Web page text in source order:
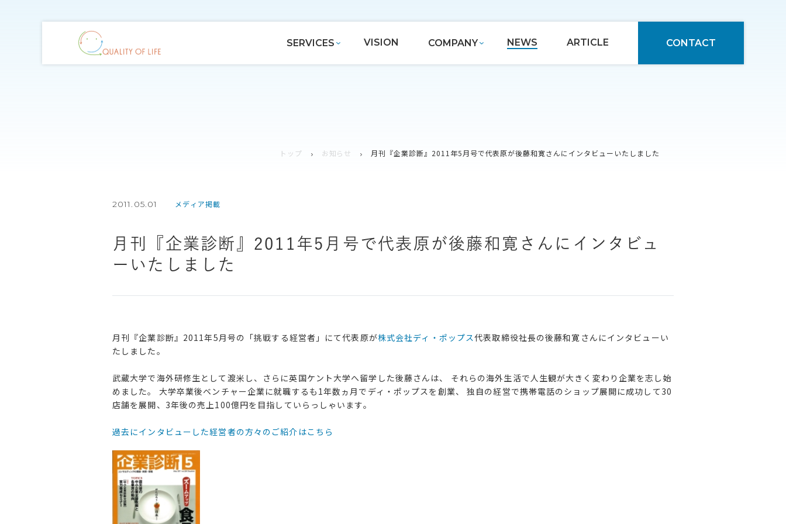
SERVICES VISION COMPANY NEWS ARTICLE CONTACT
トップ お知らせ 月刊『企業診断』2011年5月号で代表原が後藤和寛さんにインタビューいたしました
2011.05.01 メディア掲載
月刊『企業診断』2011年5月号で代表原が後藤和寛さんにインタビュ
ーいたしました
月刊『企業診断』2011年5月号の「挑戦する経営者」にて代表原が株式会社ディ・ポップス代表取締役社長の後藤和寛さんにインタビューい
たしました。
武蔵大学で海外研修生として渡米し、さらに英国ケント大学へ留学した後藤さんは、 それらの海外生活で人生観が大きく変わり企業を志し始
めました。 大学卒業後ベンチャー企業に就職するも1年数ヵ月でディ・ポップスを創業、 独自の経営で携帯電話のショップ展開に成功して30
店舗を展開、3年後の売上100億円を目指していらっしゃいます。
過去にインタビューした経営者の方々のご紹介はこちら